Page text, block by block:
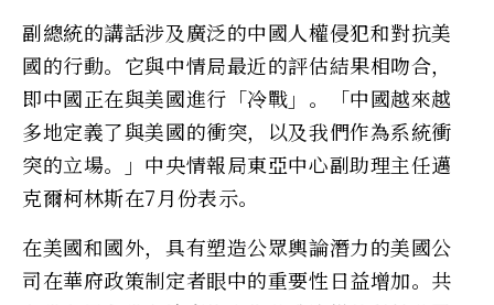
副總統的講話涉及廣泛的中國人權侵犯和對抗美
國的行動。它與中情局最近的評估結果相吻合，
即中國正在與美國進行「冷戰」。「中國越來越
多地定義了與美國的衝突，以及我們作為系統衝
突的立場。」中央情報局東亞中心副助理主任邁
克爾柯林斯在7月份表示。
在美國和國外，具有塑造公眾輿論潛力的美國公
司在華府政策制定者眼中的重要性日益增加。共